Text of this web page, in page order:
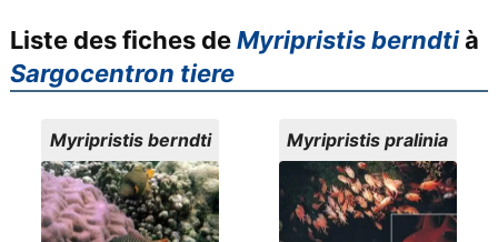
Liste des fiches deMyripristis berndtià
Sargocentron tiere
Myripristis berndti Myripristis pralinia